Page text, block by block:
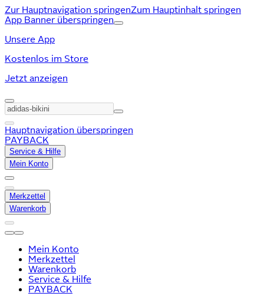
Zur Hauptnavigation springenZum Hauptinhalt springen
App Banner überspringen
Unsere App
Kostenlos im Store
Jetzt anzeigen
Hauptnavigation überspringen
PAYBACK
Service & Hilfe
Mein Konto
Merkzettel
Warenkorb
Mein Konto
Merkzettel
Warenkorb
Service & Hilfe
PAYBACK